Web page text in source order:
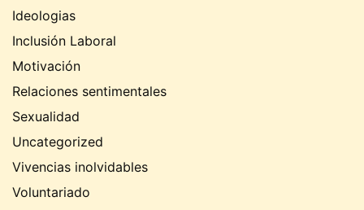
Ideologias
Inclusión Laboral
Motivación
Relaciones sentimentales
Sexualidad
Uncategorized
Vivencias inolvidables
Voluntariado